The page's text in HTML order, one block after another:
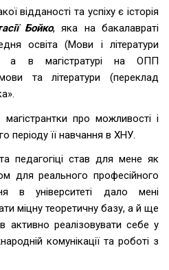
відданості та успіху є історія
Бойко, яка на бакалавраті
освіта (Мови і літератури
а в магістратурі на ОПП
та літератури (переклад
про можливості і
періоду її навчання в ХНУ.
педагогіці став для мене як
для реального професійного
в університеті дало мені
міцну теоретичну базу, а й ще
активно реалізовувати себе у
комунікації та роботі з